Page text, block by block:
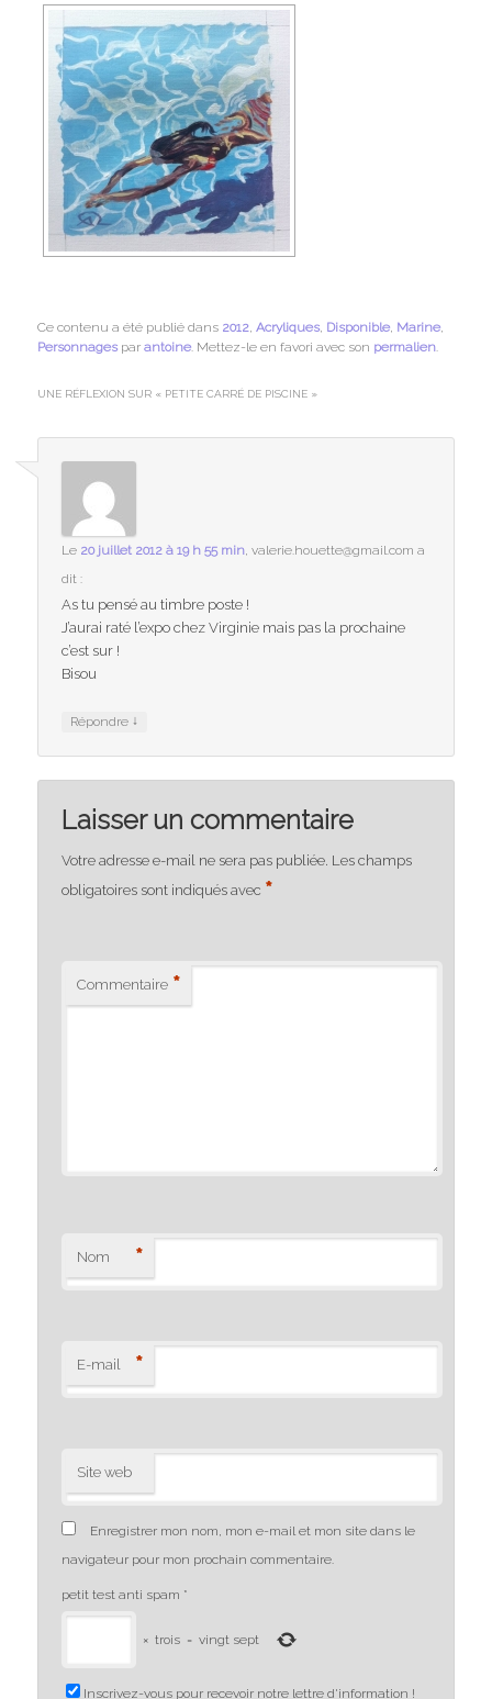
Ce contenu a été publié dans 2012,Acryliques, Disponible, Marine,
Personnages parantoine. Mettez-le en favori avec son permalien.
UNE RÉFLEXION SUR « PETITE CARRÉ DE PISCINE »
Le 20 juillet 2012 à 19 h 55 min,valerie.houette@gmail.com a
dit :
As tu pensé au timbre poste !
J’aurai raté l’expo chez Virginie mais pas la prochaine
c’est sur !
Bisou
Répondre ↓
Laisser un commentaire
Votre adresse e-mail ne sera pas publiée. Les champs
obligatoires sont indiqués avec *
Commentaire *
Nom *
E-mail *
Site web
Enregistrer mon nom, mon e-mail et mon site dans le
navigateur pour mon prochain commentaire.
petit test anti spam *
× trois = vingt sept
Inscrivez-vous pour recevoir notre lettre d'information !